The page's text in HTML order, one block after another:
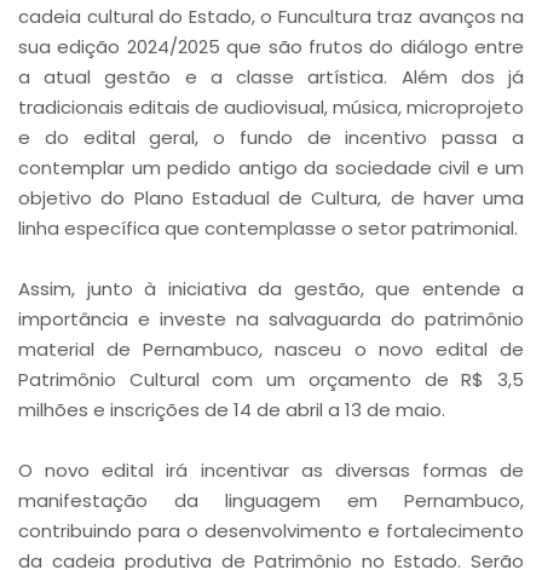
cadeia cultural do Estado, o Funcultura traz avanços na
sua edição 2024/2025 que são frutos do diálogo entre
a atual gestão e a classe artística. Além dos já
tradicionais editais de audiovisual, música, microprojeto
e do edital geral, o fundo de incentivo passa a
contemplar um pedido antigo da sociedade civil e um
objetivo do Plano Estadual de Cultura, de haver uma
linha específica que contemplasse o setor patrimonial.
Assim, junto à iniciativa da gestão, que entende a
importância e investe na salvaguarda do patrimônio
material de Pernambuco, nasceu o novo edital de
Patrimônio Cultural com um orçamento de R$ 3,5
milhões e inscrições de 14 de abril a 13 de maio.
O novo edital irá incentivar as diversas formas de
manifestação da linguagem em Pernambuco,
contribuindo para o desenvolvimento e fortalecimento
da cadeia produtiva de Patrimônio no Estado. Serão